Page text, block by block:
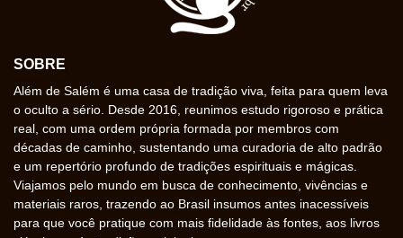
SOBRE
Além de Salém é uma casa de tradição viva, feita para quem leva
o oculto a sério. Desde 2016, reunimos estudo rigoroso e prática
real, com uma ordem própria formada por membros com
décadas de caminho, sustentando uma curadoria de alto padrão
e um repertório profundo de tradições espirituais e mágicas.
Viajamos pelo mundo em busca de conhecimento, vivências e
materiais raros, trazendo ao Brasil insumos antes inacessíveis
para que você pratique com mais fidelidade às fontes, aos livros